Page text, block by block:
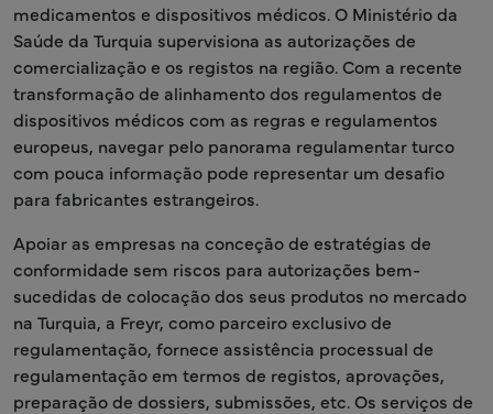
medicamentos e dispositivos médicos. O Ministério da
Saúde da Turquia supervisiona as autorizações de
comercialização e os registos na região. Com a recente
transformação de alinhamento dos regulamentos de
dispositivos médicos com as regras e regulamentos
europeus, navegar pelo panorama regulamentar turco
com pouca informação pode representar um desafio
para fabricantes estrangeiros.
Apoiar as empresas na conceção de estratégias de
conformidade sem riscos para autorizações bem-
sucedidas de colocação dos seus produtos no mercado
na Turquia, a Freyr, como parceiro exclusivo de
regulamentação, fornece assistência processual de
regulamentação em termos de registos, aprovações,
preparação de dossiers, submissões, etc. Os serviços de